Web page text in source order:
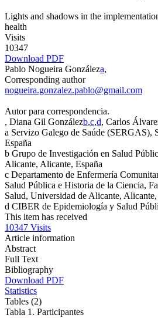
Lights and shadows in the
health
Visits
10347
Download PDF
Pablo Nogueira Gonzáleza,
Corresponding author
nogueira.gonzalez.pablo@gmail.com
Autor para correspondencia.
, Diana Gil Gonzálezb,c,d, Carlos
a Servizo Galego de Saúde (SERGAS),
España
b Grupo de Investigación en Salud
Alicante, Alicante, España
c Departamento de Enfermería
Salud Pública e Historia de la Ciencia,
Salud, Universidad de Alicante, Alicante,
d CIBER de Epidemiología y Salud
This item has received
10347 Visits
Article information
Abstract
Full Text
Bibliography
Download PDF
Statistics
Tables (2)
Tabla 1. Participantes